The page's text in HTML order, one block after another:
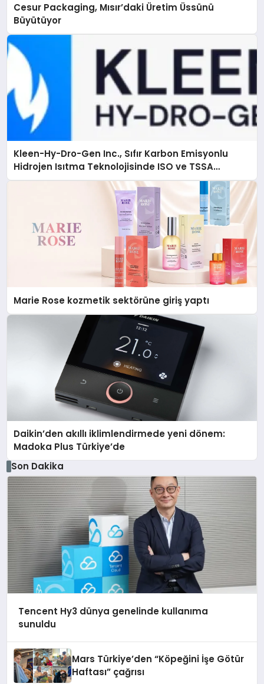
Cesur Packaging, Mısır’daki Üretim Üssünü
Büyütüyor
Kleen-Hy-Dro-Gen Inc., Sıfır Karbon Emisyonlu
Hidrojen Isıtma Teknolojisinde ISO ve TSSA
Düzenleyici Onaylarını Aldı
Marie Rose kozmetik sektörüne giriş yaptı
Daikin’den akıllı iklimlendirmede yeni dönem:
Madoka Plus Türkiye’de
Son Dakika
Tencent Hy3 dünya genelinde kullanıma
sunuldu
Mars Türkiye’den “Köpeğini İşe Götür
Haftası” çağrısı